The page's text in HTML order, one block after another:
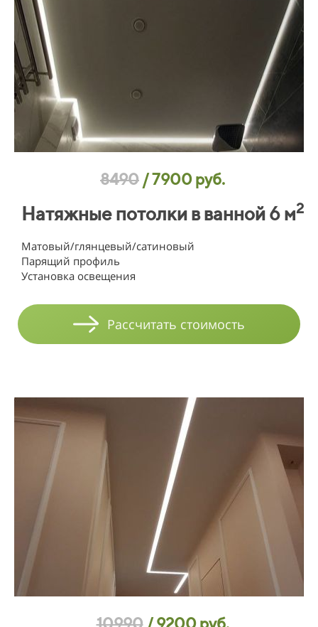
8490 /7900 руб.
Натяжные потолки в ванной 6 м2
Матовый/глянцевый/сатиновый
Парящий профиль
Установка освещения
Рассчитать стоимость
10990 /9200 руб.